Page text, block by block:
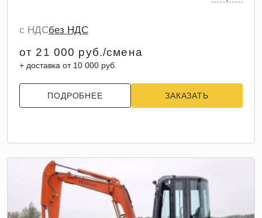
с НДСбез НДС
от 21 000 руб./смена
+ доставка от 10 000 руб.
ПОДРОБНЕЕ ЗАКАЗАТЬ